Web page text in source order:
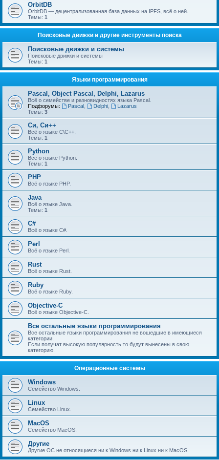
OrbitDB
OrbitDB — децентрализованная база данных на IPFS, всё о ней.
Темы: 1
Поисковые движки и другие инструменты поиска
Поисковые движки и системы
Поисковые движки и системы
Темы: 1
Языки программирования
Pascal, Object Pascal, Delphi, Lazarus
Всё о семействе и разновидностях языка Pascal.
Подфорумы:
Pascal, Delphi,
Lazarus
Темы: 3
Си, Си++
Всё о языке С\С++.
Темы: 1
Python
Всё о языке Python.
Темы: 1
PHP
Всё о языке PHP.
Java
Всё о языке Java.
Темы: 1
C#
Всё о языке C#.
Perl
Всё о языке Perl.
Rust
Всё о языке Rust.
Ruby
Всё о языке Ruby.
Objective-C
Всё о языке Objective-C.
Все остальные языки программирования
Все остальные языки программирования не вошедшие в имеющиеся
категории.
Если получат высокую популярность то будут вынесены в свою
категорию.
Операционные системы
Windows
Семейство Windows.
Linux
Семейство Linux.
MacOS
Семейство MacOS.
Другие
Другие ОС не относящиеся ни к Windows ни к Linux ни к MacOS.